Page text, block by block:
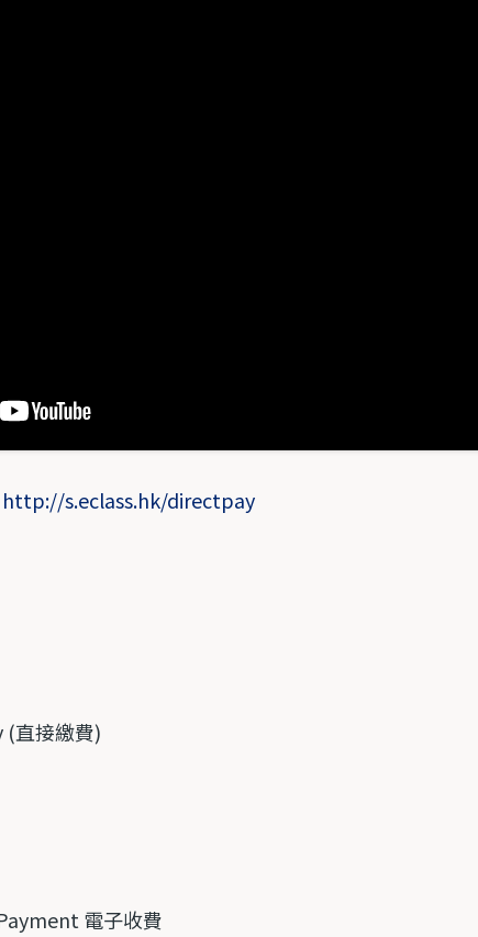
http://s.eclass.hk/directpay
(直接繳費)
電子收費